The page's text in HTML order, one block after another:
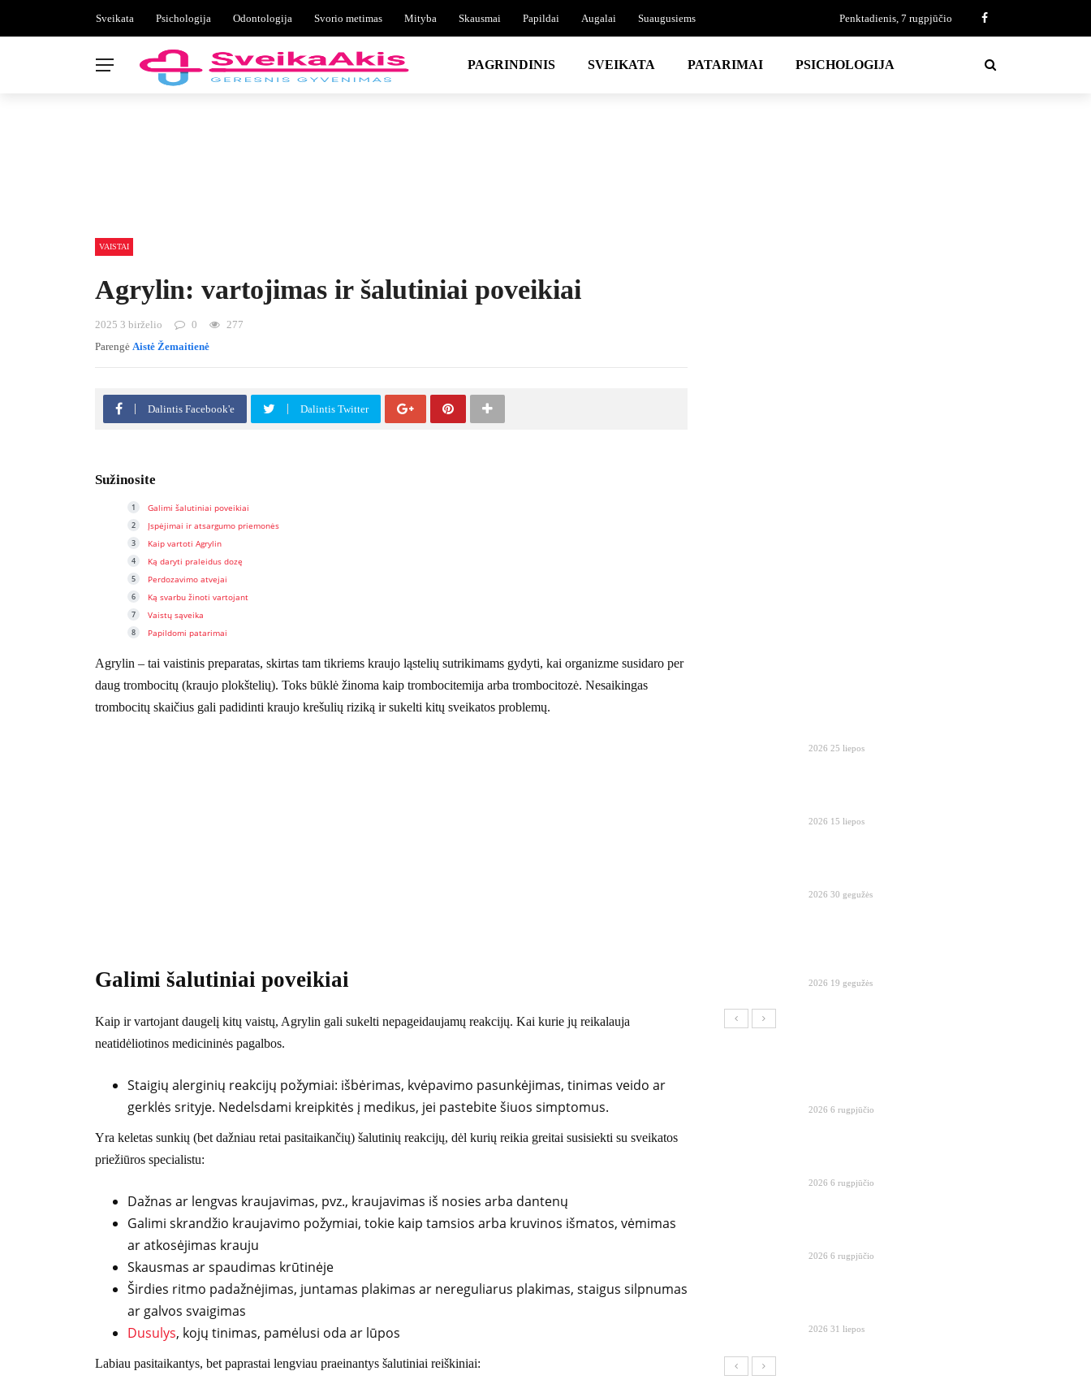
Sveikata Psichologija Odontologija Svorio metimas Mityba Skausmai Papildai Augalai Suaugusiems Penktadienis, 7 rugpjūčio
PAGRINDINIS SVEIKATA PATARIMAI PSICHOLOGIJA
VAISTAI
Agrylin: vartojimas ir šalutiniai poveikiai
2025 3 birželio 0
277
Parengė Aistė Žemaitienė
Dalintis Facebook'e Dalintis Twitter
Sužinosite
Galimi šalutiniai poveikiai
Įspėjimai ir atsargumo priemonės
Kaip vartoti Agrylin
Ką daryti praleidus dozę
Perdozavimo atvejai
Ką svarbu žinoti vartojant
Vaistų sąveika
Papildomi patarimai
Agrylin – tai vaistinis preparatas, skirtas tam tikriems kraujo ląstelių sutrikimams gydyti, kai organizme susidaro per
daug trombocitų (kraujo plokštelių). Toks būklė žinoma kaip trombocitemija arba trombocitozė. Nesaikingas
trombocitų skaičius gali padidinti kraujo krešulių riziką ir sukelti kitų sveikatos problemų.
Galimi šalutiniai poveikiai
Kaip ir vartojant daugelį kitų vaistų, Agrylin gali sukelti nepageidaujamų reakcijų. Kai kurie jų reikalauja
neatidėliotinos medicininės pagalbos.
Staigių alerginių reakcijų požymiai: išbėrimas, kvėpavimo pasunkėjimas, tinimas veido ar
gerklės srityje. Nedelsdami kreipkitės į medikus, jei pastebite šiuos simptomus.
Yra keletas sunkių (bet dažniau retai pasitaikančių) šalutinių reakcijų, dėl kurių reikia greitai susisiekti su sveikatos
priežiūros specialistu:
Dažnas ar lengvas kraujavimas, pvz., kraujavimas iš nosies arba dantenų
Galimi skrandžio kraujavimo požymiai, tokie kaip tamsios arba kruvinos išmatos, vėmimas
ar atkosėjimas krauju
Skausmas ar spaudimas krūtinėje
Širdies ritmo padažnėjimas, juntamas plakimas ar nereguliarus plakimas, staigus silpnumas
ar galvos svaigimas
Dusulys, kojų tinimas, pamėlusi oda ar lūpos
Labiau pasitaikantys, bet paprastai lengviau praeinantys šalutiniai reiškiniai:
2026 25 liepos
2026 15 liepos
2026 30 gegužės
2026 19 gegužės
2026 6 rugpjūčio
2026 6 rugpjūčio
2026 6 rugpjūčio
2026 31 liepos